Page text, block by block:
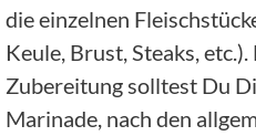
die einzelnen
Keule, Brust, Steaks,
Zubereitung solltest Du
Marinade, nach den